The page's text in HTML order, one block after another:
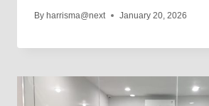
By harrisma@next January 20, 2026